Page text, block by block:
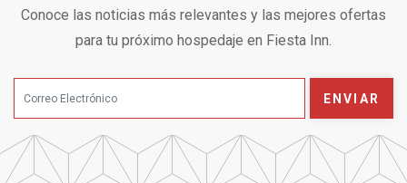
Conoce las noticias más relevantes y las mejores ofertas
para tu próximo hospedaje en Fiesta Inn.
ENVIAR